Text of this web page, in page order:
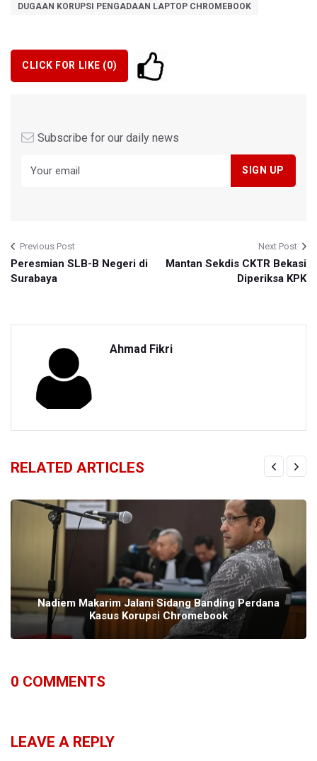
DUGAAN KORUPSI PENGADAAN LAPTOP CHROMEBOOK
CLICK FOR LIKE (0)
Subscribe for our daily news
Previous Post
Peresmian SLB-B Negeri di
Surabaya
Next Post
Mantan Sekdis CKTR Bekasi
Diperiksa KPK
Ahmad Fikri
RELATED ARTICLES
Nadiem Makarim Jalani Sidang Banding Perdana
Kasus Korupsi Chromebook
0 COMMENTS
LEAVE A REPLY